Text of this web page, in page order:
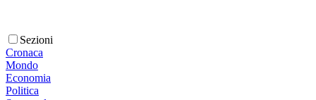
Sezioni
Cronaca
Mondo
Economia
Politica